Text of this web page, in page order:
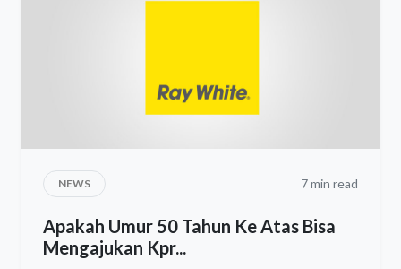
NEWS 7 min read
Apakah Umur 50 Tahun Ke Atas Bisa
Mengajukan Kpr...